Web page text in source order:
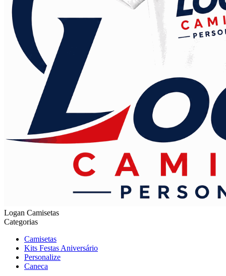
Logan Camisetas
Categorias
Camisetas
Kits Festas Aniversário
Personalize
Caneca